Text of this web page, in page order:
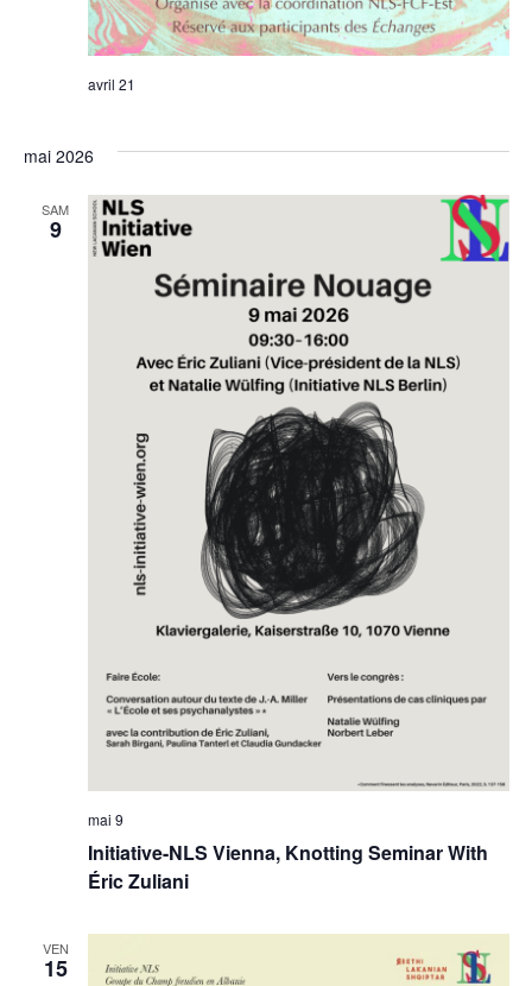
avril 21
mai 2026
SAM
9
Initiative-NLS Vienna, Knotting Seminar With
Éric Zuliani
mai 9
VEN
15